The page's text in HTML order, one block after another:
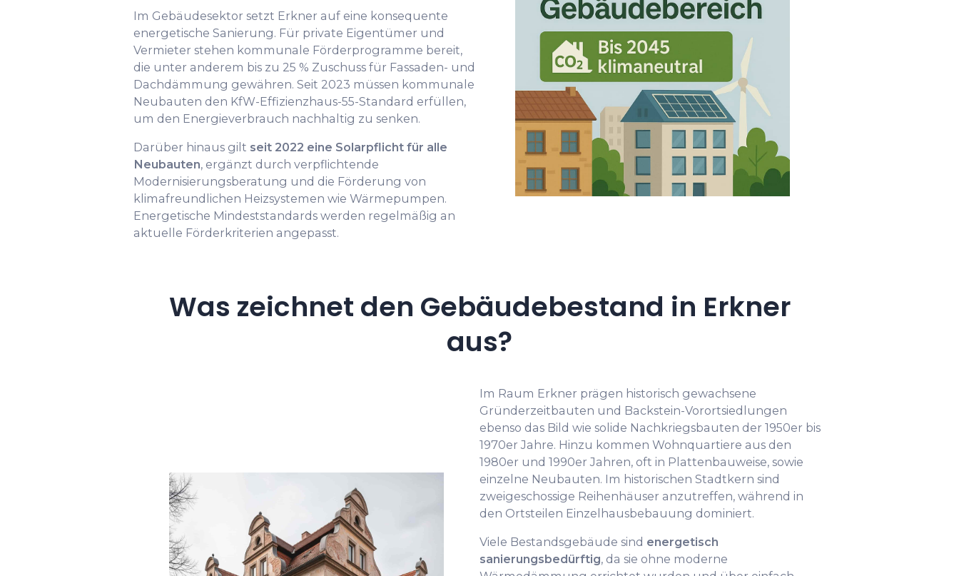
Im Gebäudesektor setzt Erkner auf eine konsequente
energetische Sanierung. Für private Eigentümer und
Vermieter stehen kommunale Förderprogramme bereit,
die unter anderem bis zu 25 % Zuschuss für Fassaden- und
Dachdämmung gewähren. Seit 2023 müssen kommunale
Neubauten den KfW-Effizienzhaus-55-Standard erfüllen,
um den Energieverbrauch nachhaltig zu senken.
Darüber hinaus gilt seit 2022 eine Solarpflicht für alle
Neubauten, ergänzt durch verpflichtende
Modernisierungsberatung und die Förderung von
klimafreundlichen Heizsystemen wie Wärmepumpen.
Energetische Mindeststandards werden regelmäßig an
aktuelle Förderkriterien angepasst.
Was zeichnet den Gebäudebestand in Erkner
aus?
Im Raum Erkner prägen historisch gewachsene
Gründerzeitbauten und Backstein-Vorortsiedlungen
ebenso das Bild wie solide Nachkriegsbauten der 1950er bis
1970er Jahre. Hinzu kommen Wohnquartiere aus den
1980er und 1990er Jahren, oft in Plattenbauweise, sowie
einzelne Neubauten. Im historischen Stadtkern sind
zweigeschossige Reihenhäuser anzutreffen, während in
den Ortsteilen Einzelhausbebauung dominiert.
Viele Bestandsgebäude sind energetisch
sanierungsbedürftig, da sie ohne moderne